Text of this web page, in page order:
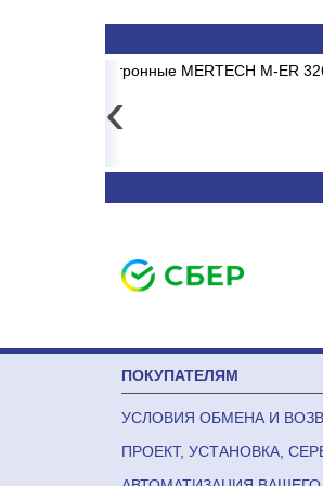
‹
ПОКУПАТЕЛЯМ
УСЛОВИЯ ОБМЕНА И
ПРОЕКТ, УСТАНОВКА,